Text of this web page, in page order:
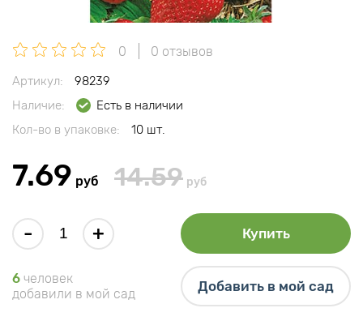
0 0 отзывов
Артикул:
98239
Наличие:
Есть в наличии
Кол-во в упаковке:
10 шт.
7.69 руб 14.59 руб
- + Купить
6 человек
добавили в мой сад
Добавить в мой сад